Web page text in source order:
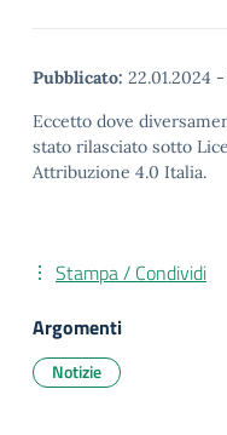
Pubblicato: 22.01.2024 -
Eccetto dove
stato rilasciato sotto
Attribuzione 4.0 Italia.
Stampa / Condividi
Argomenti
Notizie